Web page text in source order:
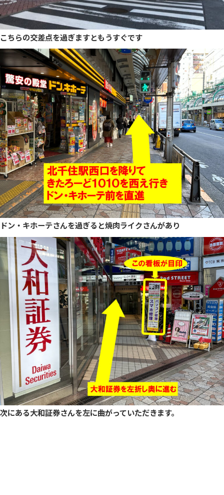
こちらの交差点を過ぎますともうすぐです
ドン・キホーテさんを過ぎると焼肉ライクさんがあり
次にある大和証券さんを左に曲がっていただきます。